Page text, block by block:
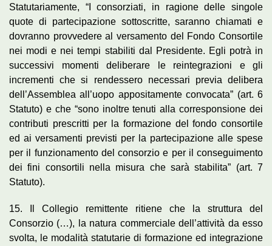
Statutariamente, “I consorziati, in ragione delle singole
quote di partecipazione sottoscritte, saranno chiamati e
dovranno provvedere al versamento del Fondo Consortile
nei modi e nei tempi stabiliti dal Presidente. Egli potrà in
successivi momenti deliberare le reintegrazioni e gli
incrementi che si rendessero necessari previa delibera
dell’Assemblea all’uopo appositamente convocata” (art. 6
Statuto) e che “sono inoltre tenuti alla corresponsione dei
contributi prescritti per la formazione del fondo consortile
ed ai versamenti previsti per la partecipazione alle spese
per il funzionamento del consorzio e per il conseguimento
dei fini consortili nella misura che sarà stabilita” (art. 7
Statuto).
15. Il Collegio remittente ritiene che la struttura del
Consorzio (…), la natura commerciale dell’attività da esso
svolta, le modalità statutarie di formazione ed integrazione